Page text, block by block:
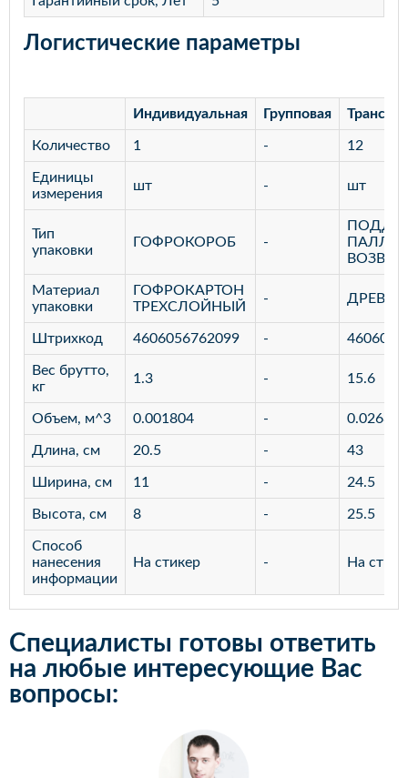
Логистические параметры
Индивидуальная Групповая
Количество 1 - 12
Единицы
измерения
шт - шт
Тип
упаковки
ГОФРОКОРОБ -
Материал
упаковки
ГОФРОКАРТОН
ТРЕХСЛОЙНЫЙ
-
Штрихкод 4606056762099 -
Вес брутто,
кг
1.3 - 15.6
Объем, м^3 0.001804 -
Длина, см 20.5 - 43
Ширина, см 11 - 24.5
Высота, см 8 - 25.5
Способ
нанесения
информации
На стикер - На
Специалисты готовы ответить
на любые интересующие Вас
вопросы: